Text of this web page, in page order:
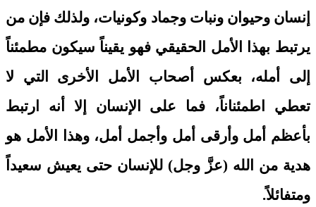
إنسان وحيوان ونبات وجماد وكونيات، ولذلك فإن من
يرتبط بهذا الأمل الحقيقي فهو يقيناً سيكون مطمئناً
إلى أمله، بعكس أصحاب الأمل الأخرى التي لا
تعطي اطمئناناً، فما على الإنسان إلا أنه ارتبط
بأعظم أمل وأرقى أمل وأجمل أمل، وهذا الأمل هو
هدية من الله (عزَّ وجل) للإنسان حتى يعيش سعيداً
ومتفائلاً.